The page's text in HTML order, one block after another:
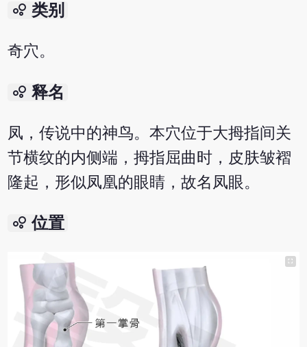
bubble_chart 类别
奇穴。
bubble_chart 释名
凤，传说中的神鸟。本穴位于大拇指间关
节横纹的内侧端，拇指屈曲时，皮肤皱褶
隆起，形似凤凰的眼睛，故名凤眼。
bubble_chart 位置